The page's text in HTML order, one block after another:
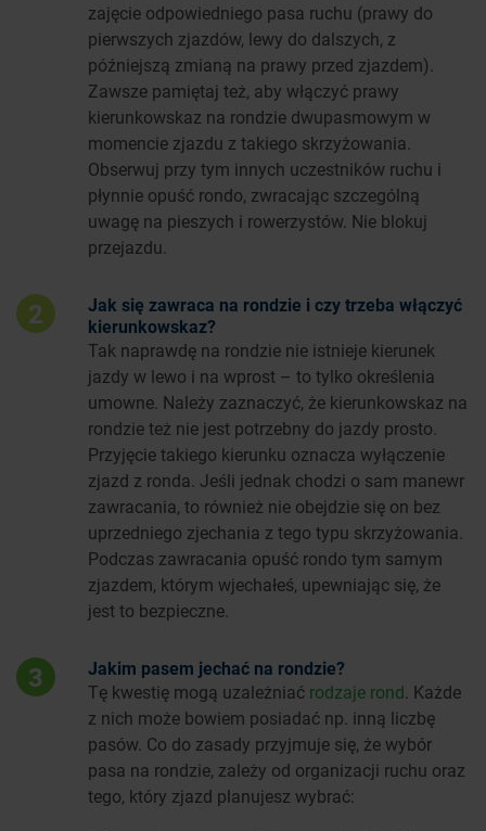
zajęcie odpowiedniego pasa ruchu (prawy do
pierwszych zjazdów, lewy do dalszych, z
późniejszą zmianą na prawy przed zjazdem).
Zawsze pamiętaj też, aby włączyć prawy
kierunkowskaz na rondzie dwupasmowym w
momencie zjazdu z takiego skrzyżowania.
Obserwuj przy tym innych uczestników ruchu i
płynnie opuść rondo, zwracając szczególną
uwagę na pieszych i rowerzystów. Nie blokuj
przejazdu.
2
Jak się zawraca na rondzie i czy trzeba włączyć
kierunkowskaz?
Tak naprawdę na rondzie nie istnieje kierunek
jazdy w lewo i na wprost – to tylko określenia
umowne. Należy zaznaczyć, że kierunkowskaz na
rondzie też nie jest potrzebny do jazdy prosto.
Przyjęcie takiego kierunku oznacza wyłączenie
zjazd z ronda. Jeśli jednak chodzi o sam manewr
zawracania, to również nie obejdzie się on bez
uprzedniego zjechania z tego typu skrzyżowania.
Podczas zawracania opuść rondo tym samym
zjazdem, którym wjechałeś, upewniając się, że
jest to bezpieczne.
3
Jakim pasem jechać na rondzie?
Tę kwestię mogą uzależniać rodzaje rond. Każde
z nich może bowiem posiadać np. inną liczbę
pasów. Co do zasady przyjmuje się, że wybór
pasa na rondzie, zależy od organizacji ruchu oraz
tego, który zjazd planujesz wybrać: